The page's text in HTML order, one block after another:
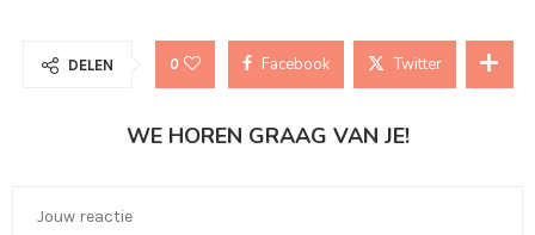
DELEN 0 Facebook Twitter
WE HOREN GRAAG VAN JE!